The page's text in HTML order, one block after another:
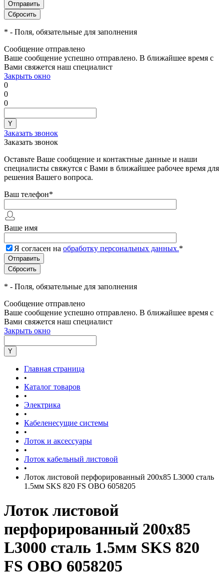
* - Поля, обязательные для заполнения
Сообщение отправлено
Ваше сообщение успешно отправлено. В ближайшее время с
Вами свяжется наш специалист
Закрыть окно
0
0
0
Заказать звонок
Заказать звонок
Оставьте Ваше сообщение и контактные данные и наши
специалисты свяжутся с Вами в ближайшее рабочее время для
решения Вашего вопроса.
Ваш телефон*
Ваше имя
Я согласен на обработку персональных данных.*
* - Поля, обязательные для заполнения
Сообщение отправлено
Ваше сообщение успешно отправлено. В ближайшее время с
Вами свяжется наш специалист
Закрыть окно
Главная страница
•
Каталог товаров
•
Электрика
•
Кабеленесущие системы
•
Лоток и аксессуары
•
Лоток кабельный листовой
•
Лоток листовой перфорированный 200х85 L3000 сталь
1.5мм SKS 820 FS OBO 6058205
Лоток листовой
перфорированный 200х85
L3000 сталь 1.5мм SKS 820
FS OBO 6058205